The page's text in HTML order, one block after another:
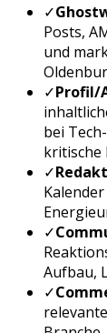
✓
Posts,
und
✓Profil/
bei
kritische
✓
✓
Aufbau,
✓